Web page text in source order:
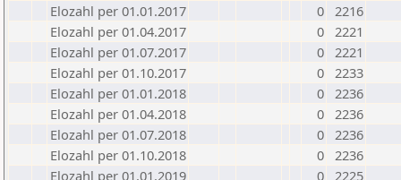
Elozahl per 01.01.2017
0 2216
Elozahl per 01.04.2017
0 2221
Elozahl per 01.07.2017
0 2221
Elozahl per 01.10.2017
0 2233
Elozahl per 01.01.2018
0 2236
Elozahl per 01.04.2018
0 2236
Elozahl per 01.07.2018
0 2236
Elozahl per 01.10.2018
0 2236
Elozahl per 01.01.2019
0 2225